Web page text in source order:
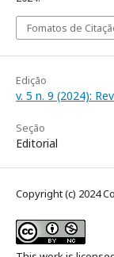
Fomatos de
Edição
v. 5 n. 9 (2024):
Seção
Editorial
Copyright (c) 2024